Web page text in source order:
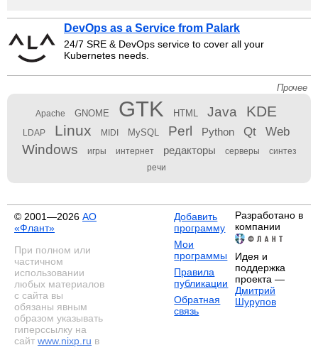
DevOps as a Service from Palark
24/7 SRE & DevOps service to cover all your
Kubernetes needs.
Прочее
Apache GNOME GTK HTML Java KDE
LDAP Linux MIDI MySQL Perl Python Qt Web
Windows игры интернет редакторы серверы
синтез
речи
© 2001—2026 АО
«Флант»
При полном или
частичном
использовании
любых материалов
с сайта вы
обязаны явным
образом указывать
гиперссылку на
сайт www.nixp.ru в
Добавить
программу
Мои
программы
Правила
публикации
Обратная
связь
Разработано в
компании
Идея и
поддержка
проекта —
Дмитрий
Шурупов